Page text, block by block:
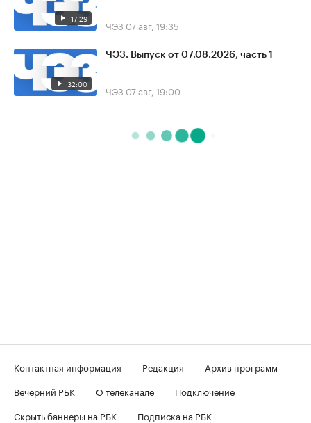
17:29 ЧЭЗ 07 авг, 19:35
32:00
ЧЭЗ. Выпуск от 07.08.2026, часть 1
ЧЭЗ 07 авг, 19:00
Контактная информация Редакция
Архив программ
Вечерний РБК
О телеканале
Подключение
Скрыть баннеры на РБК
Подписка на РБК